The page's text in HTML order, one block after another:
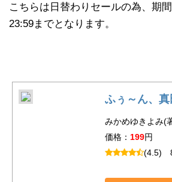
こちらは日替わりセールの為、期
23:59までとなります。
ふぅ～ん、真
みかめゆきよみ(
価格： 199円
(4.5)